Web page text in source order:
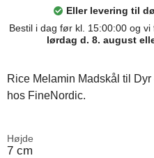
Eller levering til
Bestil i dag før kl. 15:00:00 og
lørdag d. 8. august
Rice Melamin Madskål til
hos FineNordic.
Højde
7 cm